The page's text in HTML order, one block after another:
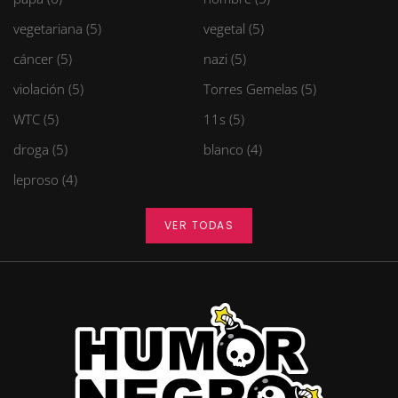
vegetariana (5)
vegetal (5)
cáncer (5)
nazi (5)
violación (5)
Torres Gemelas (5)
WTC (5)
11s (5)
droga (5)
blanco (4)
leproso (4)
VER TODAS